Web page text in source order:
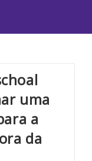
uma
a
da